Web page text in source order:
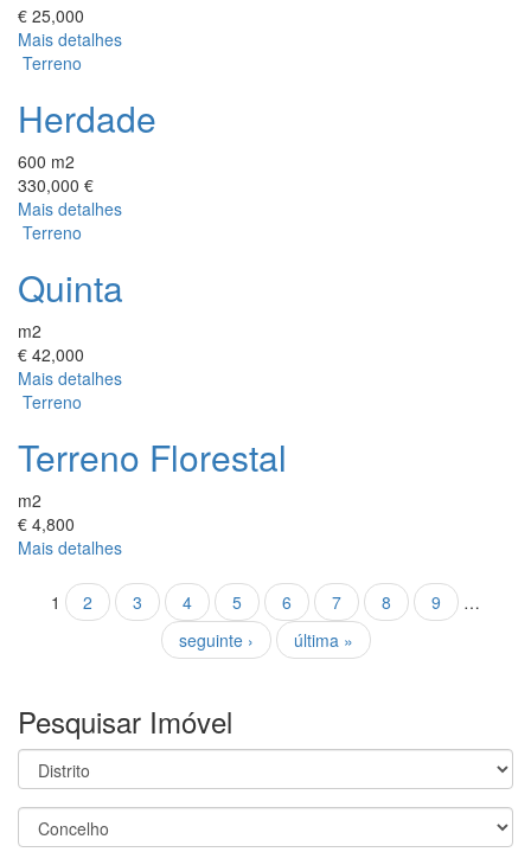
€ 25,000
Mais detalhes
Terreno
Herdade
600 m2
330,000 €
Mais detalhes
Terreno
Quinta
m2
€ 42,000
Mais detalhes
Terreno
Terreno Florestal
m2
€ 4,800
Mais detalhes
Páginas
1 2 3 4 5 6 7 8 9
…
seguinte ›
última »
Pesquisar Imóvel